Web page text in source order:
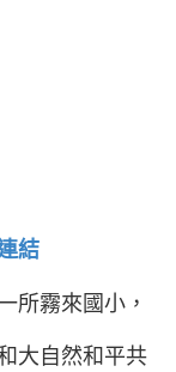
結
所霧來國小，
大自然和平共